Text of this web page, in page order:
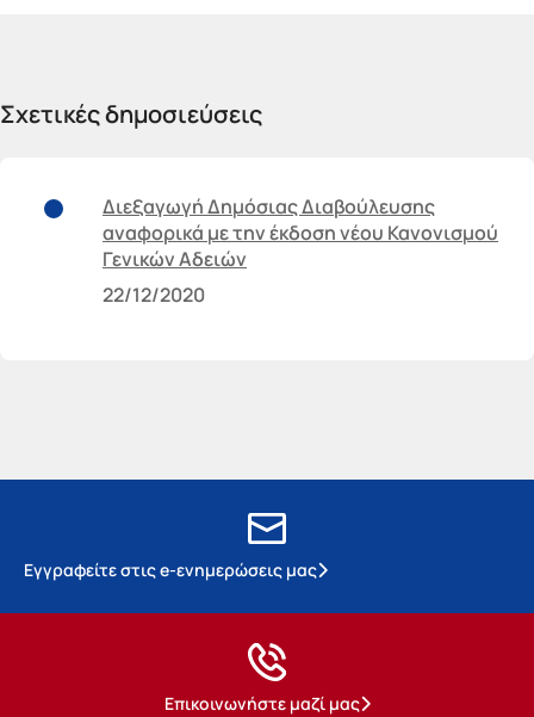
Σχετικές δημοσιεύσεις
Διεξαγωγή Δημόσιας Διαβούλευσης
αναφορικά με την έκδοση νέου Κανονισμού
Γενικών Αδειών
22/12/2020
Εγγραφείτε στις e-ενημερώσεις μας
Επικοινωνήστε μαζί μας